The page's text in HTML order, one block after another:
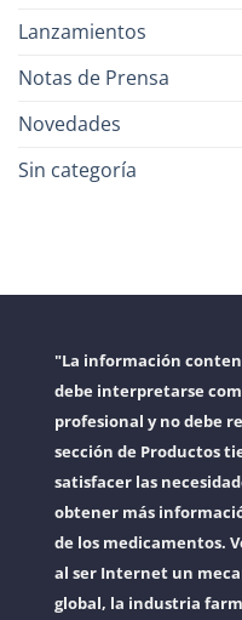
Lanzamientos
Notas de Prensa
Novedades
Sin categoría
"La información
debe interpretarse
profesional y no debe
sección de Productos
satisfacer las
obtener más
de los medicamentos.
al ser Internet un
global, la industria